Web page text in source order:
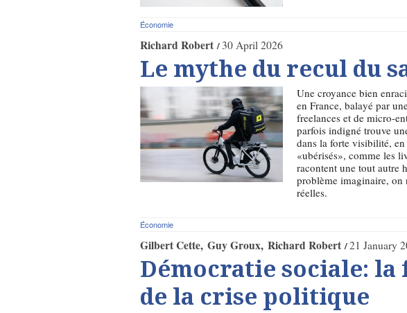
Économie
Richard Robert 30 April 2026
Le mythe du recul du
Une croyance bien
en France, balayé par
freelances et de micro-
parfois indigné trouve
dans la forte visibilité,
«ubérisés», comme les
racontent une tout autre
problème imaginaire, on
réelles.
Économie
Gilbert Cette Guy Groux Richard Robert 21 January
Démocratie sociale: la
de la crise politique